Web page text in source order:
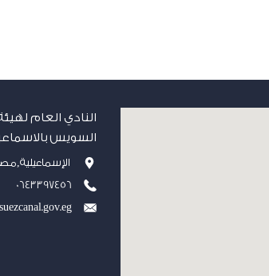
النادي العام
السويس
0643397456